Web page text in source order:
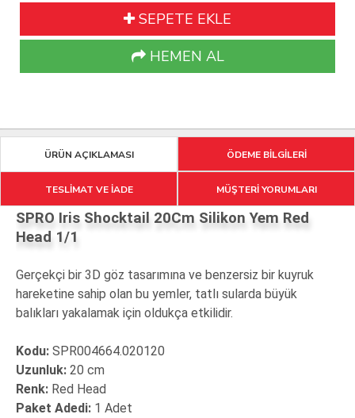
SEPETE EKLE
HEMEN AL
ÜRÜN AÇIKLAMASI ÖDEME BİLGİLERİ
TESLİMAT VE İADE MÜŞTERİ YORUMLARI
SPRO Iris Shocktail 20Cm Silikon Yem Red
Head 1/1
Gerçekçi bir 3D göz tasarımına ve benzersiz bir kuyruk
hareketine sahip olan bu yemler, tatlı sularda büyük
balıkları yakalamak için oldukça etkilidir.
Kodu: SPR004664.020120
Uzunluk: 20 cm
Renk: Red Head
Paket Adedi: 1 Adet